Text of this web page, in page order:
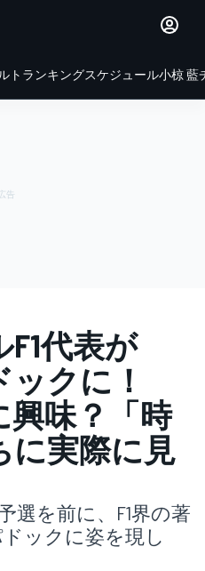
ト ランキングスケジュール小椋 藍
代表が
ックに！
興味？「時
に実際に見
選を前に、F1界の著
ドックに姿を現し